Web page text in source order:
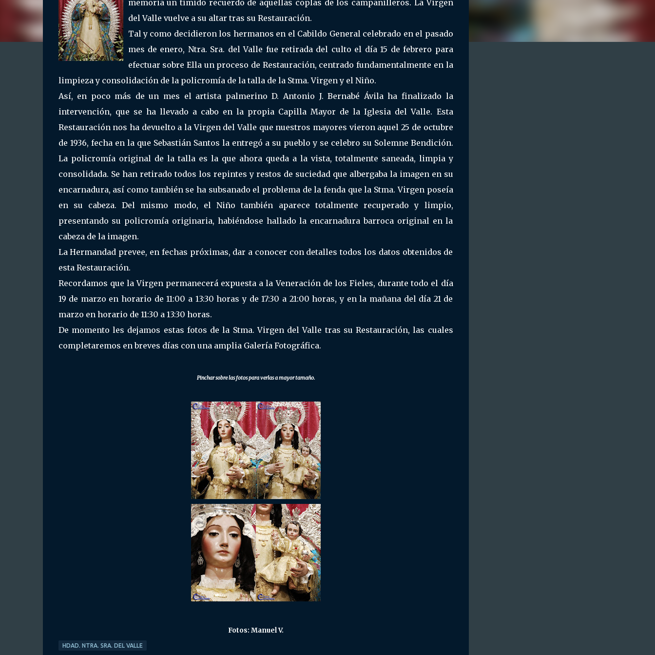
memoria un tímido recuerdo de aquellas coplas de los campanilleros. La Virgen
del Valle vuelve a su altar tras su Restauración.
Tal y como decidieron los hermanos en el Cabildo General celebrado en el pasado
mes de enero, Ntra. Sra. del Valle fue retirada del culto el día 15 de febrero para
efectuar sobre Ella un proceso de Restauración, centrado fundamentalmente en la
limpieza y consolidación de la policromía de la talla de la Stma. Virgen y el Niño.
Así, en poco más de un mes el artista palmerino D. Antonio J. Bernabé Ávila ha finalizado la
intervención, que se ha llevado a cabo en la propia Capilla Mayor de la Iglesia del Valle. Esta
Restauración nos ha devuelto a la Virgen del Valle que nuestros mayores vieron aquel 25 de octubre
de 1936, fecha en la que Sebastián Santos la entregó a su pueblo y se celebro su Solemne Bendición.
La policromía original de la talla es la que ahora queda a la vista, totalmente saneada, limpia y
consolidada. Se han retirado todos los repintes y restos de suciedad que albergaba la imagen en su
encarnadura, así como también se ha subsanado el problema de la fenda que la Stma. Virgen poseía
en su cabeza. Del mismo modo, el Niño también aparece totalmente recuperado y limpio,
presentando su policromía originaria, habiéndose hallado la encarnadura barroca original en la
cabeza de la imagen.
La Hermandad prevee, en fechas próximas, dar a conocer con detalles todos los datos obtenidos de
esta Restauración.
Recordamos que la Virgen permanecerá expuesta a la Veneración de los Fieles, durante todo el día
19 de marzo en horario de 11:00 a 13:30 horas y de 17:30 a 21:00 horas, y en la mañana del día 21 de
marzo en horario de 11:30 a 13:30 horas.
De momento les dejamos estas fotos de la Stma. Virgen del Valle tras su Restauración, las cuales
completaremos en breves días con una amplia Galería Fotográfica.
Pinchar sobre las fotos para verlas a mayor tamaño.
Fotos: Manuel V.
HDAD. NTRA. SRA. DEL VALLE